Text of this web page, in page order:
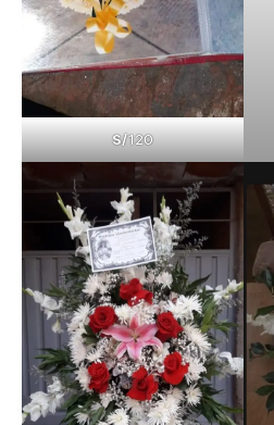
S/120